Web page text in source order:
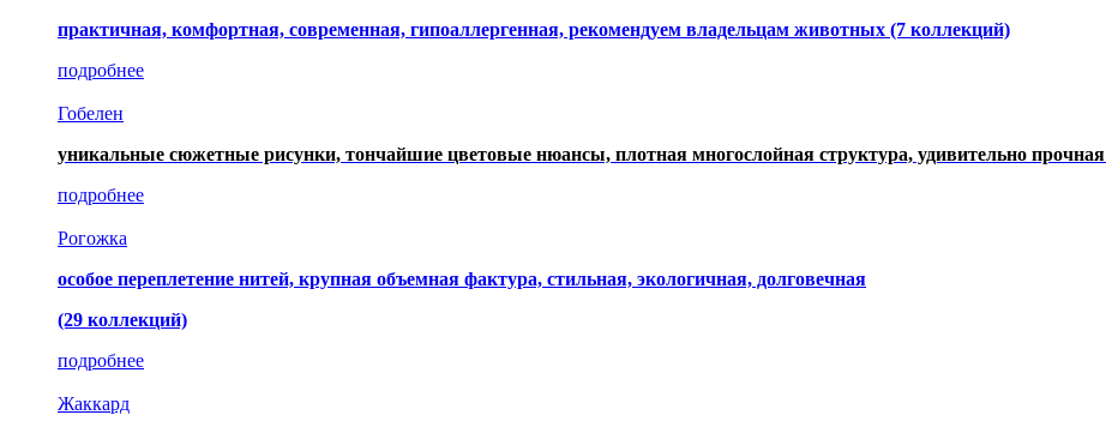
практичная, комфортная, современная, гипоаллергенная, рекомендуем владельцам животных (7 коллекций)
подробнее
Гобелен
уникальные сюжетные рисунки, тончайшие цветовые нюансы, плотная многослойная структура, удивительно прочная
подробнее
Рогожка
особое переплетение нитей, крупная объемная фактура, стильная, экологичная, долговечная
(29 коллекций)
подробнее
Жаккард